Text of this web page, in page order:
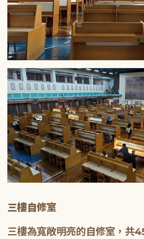
三樓自修室
三樓為寬敞明亮的自修室，共